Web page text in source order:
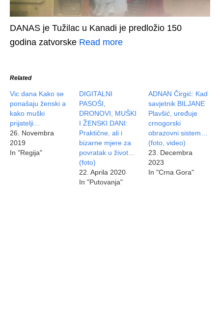
DANAS je Tužilac u Kanadi je predložio 150
godina zatvorske Read more
Related
Vic dana Kako se
ponašaju ženski a
kako muški
prijatelji…
26. Novembra
2019
In "Regija"
DIGITALNI
PASOŠI,
DRONOVI, MUŠKI
I ŽENSKI DANI:
Praktične, ali i
bizarne mjere za
povratak u život…
(foto)
22. Aprila 2020
In "Putovanja"
ADNAN Čirgić: Kad
savjetnik BILJANE
Plavšić, uređuje
crnogorski
obrazovni sistem…
(foto, video)
23. Decembra
2023
In "Crna Gora"